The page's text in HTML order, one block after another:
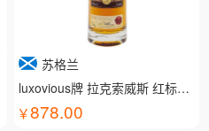
苏格兰
luxovious牌 拉克索威斯 红标威士忌
878.00